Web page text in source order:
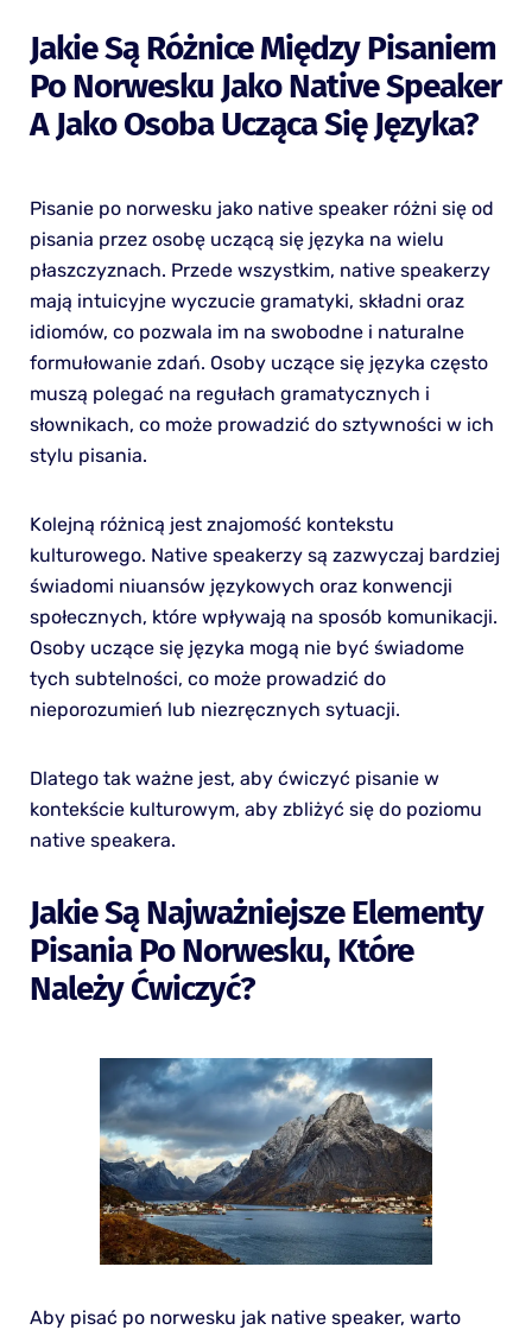
Jakie Są Różnice Między Pisaniem
Po Norwesku Jako Native Speaker
A Jako Osoba Ucząca Się Języka?
Pisanie po norwesku jako native speaker różni się od
pisania przez osobę uczącą się języka na wielu
płaszczyznach. Przede wszystkim, native speakerzy
mają intuicyjne wyczucie gramatyki, składni oraz
idiomów, co pozwala im na swobodne i naturalne
formułowanie zdań. Osoby uczące się języka często
muszą polegać na regułach gramatycznych i
słownikach, co może prowadzić do sztywności w ich
stylu pisania.
Kolejną różnicą jest znajomość kontekstu
kulturowego. Native speakerzy są zazwyczaj bardziej
świadomi niuansów językowych oraz konwencji
społecznych, które wpływają na sposób komunikacji.
Osoby uczące się języka mogą nie być świadome
tych subtelności, co może prowadzić do
nieporozumień lub niezręcznych sytuacji.
Dlatego tak ważne jest, aby ćwiczyć pisanie w
kontekście kulturowym, aby zbliżyć się do poziomu
native speakera.
Jakie Są Najważniejsze Elementy
Pisania Po Norwesku, Które
Należy Ćwiczyć?
Aby pisać po norwesku jak native speaker, warto